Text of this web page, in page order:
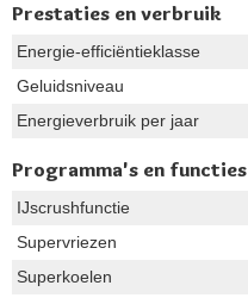
Prestaties en verbruik
Energie-efficiëntieklasse
Geluidsniveau
Energieverbruik per jaar
Programma's en functies
IJscrushfunctie
Supervriezen
Superkoelen